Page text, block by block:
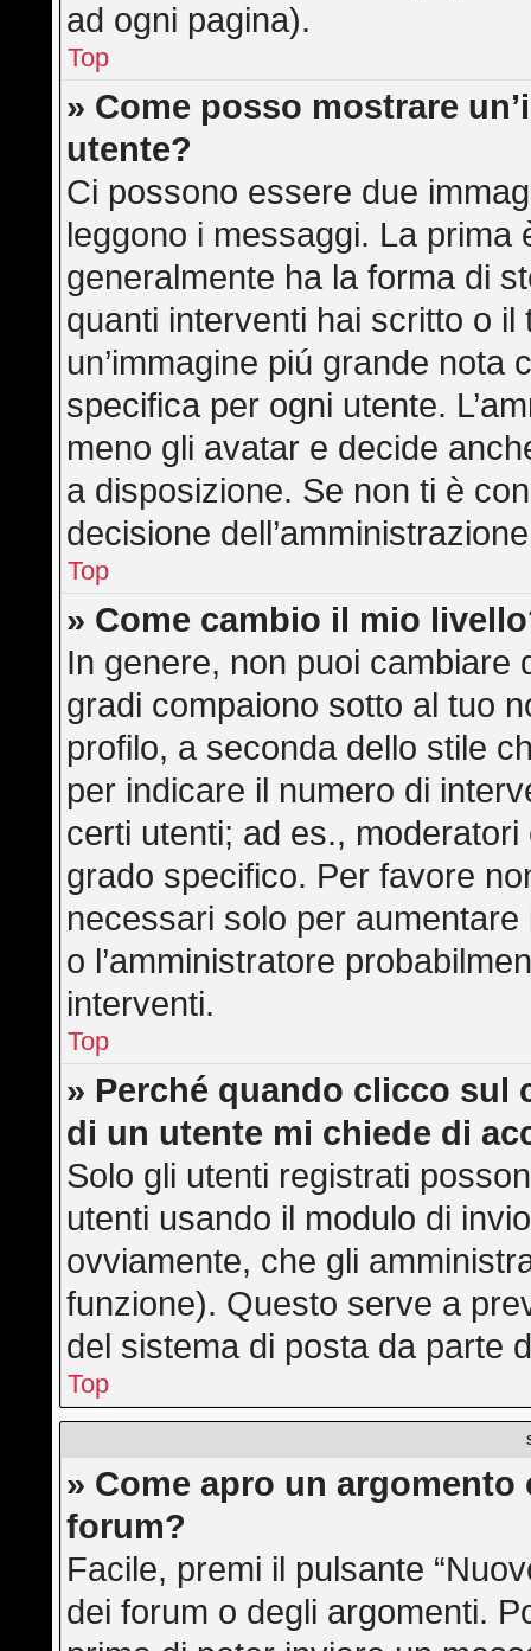
ad ogni pagina).
Top
» Come posso mostrare
utente?
Ci possono essere due
leggono i messaggi. La prima
generalmente ha la forma di
quanti interventi hai scritto o
un’immagine piú grande
specifica per ogni utente.
meno gli avatar e decide
a disposizione. Se non ti è
decisione
Top
» Come cambio il mio
In genere, non puoi cambiare
gradi compaiono sotto al tuo
profilo, a seconda dello stile
per indicare il numero di
certi utenti; ad es.,
grado specifico. Per favore
necessari solo per
o l’amministratore
interventi.
Top
» Perché quando clicco sul
di un utente mi chiede di
Solo gli utenti registrati
utenti usando il modulo di
ovviamente, che gli
funzione). Questo serve a
del sistema di posta da parte
Top
» Come apro un
forum?
Facile, premi il pulsante
dei forum o degli argomenti.